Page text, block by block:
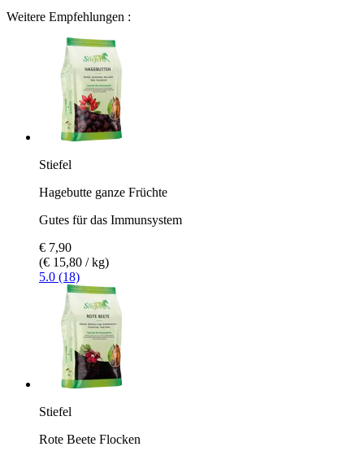
Weitere Empfehlungen :
Stiefel
Hagebutte ganze Früchte
Gutes für das Immunsystem
€ 7,90
(€ 15,80 / kg)
5.0 (18)
Stiefel
Rote Beete Flocken